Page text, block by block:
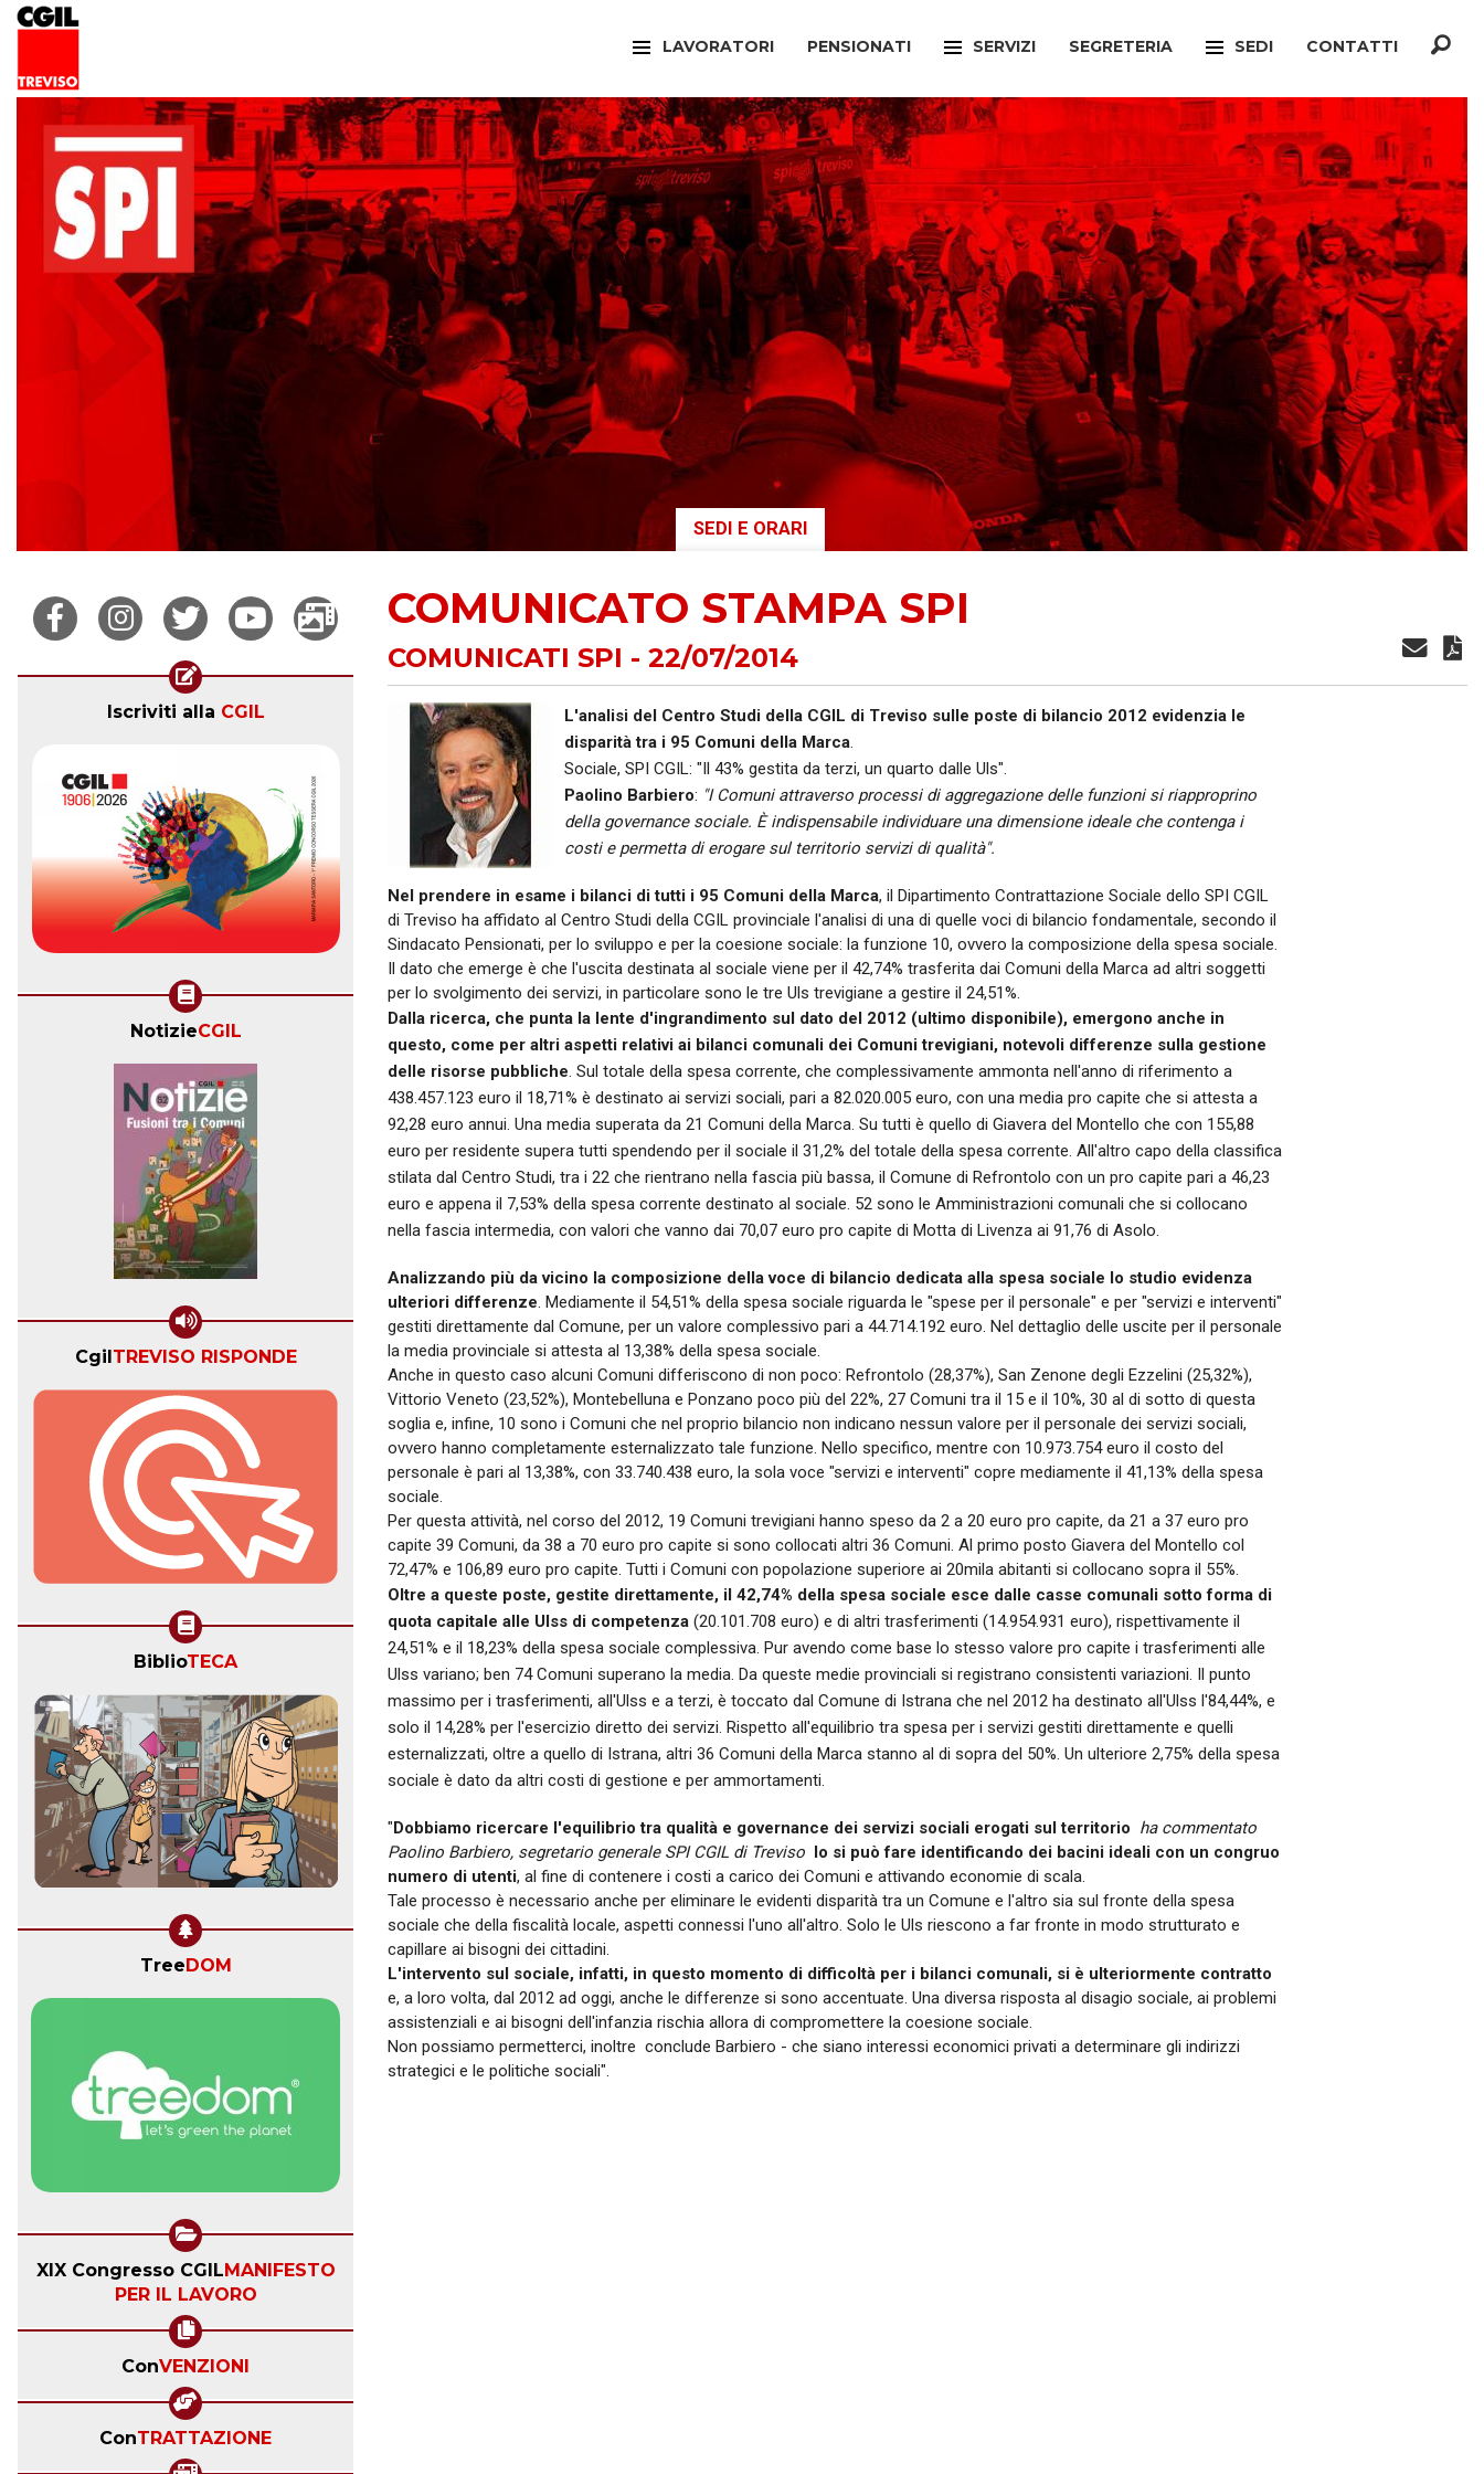
LAVORATORI
FILCAMS
FILCTEM
FILLEA
FILT
FISAC
FLAI
FLC
NIDIL
SILP
PENSIONATI SERVIZI
CAAF
PATRONATO INCA
SPORTELLO MIGRANTI
UFFICIO VERTENZE
ARTIGIANATO
SPORTELLO DIMISSIONI
SPORTELLO SOCIALE
SUNIA
FEDERCONSUMATORI
AUSER
SEGRETERIA SEDI
TREVISO
MOGLIANO VENETO
PAESE
RONCADE
VILLORBA
CASTELFRANCO VENETO
ONÈ DI FONTE
CONEGLIANO
PIEVE DI SOLIGO
BREDA DI PIAVE
CROCETTA DEL MONTELLO
VALDOBBIADENE
MOTTA DI LIVENZA
VITTORIO VENETO
GODEGA DI SANT'URBANO
CONTATTI
SEDI E ORARI
COMUNICATO STAMPA SPI
COMUNICATI SPI - 22/07/2014
L'analisi del Centro Studi della CGIL di Treviso sulle poste di bilancio 2012 evidenzia le
disparità tra i 95 Comuni della Marca.
Sociale, SPI CGIL: "Il 43% gestita da terzi, un quarto dalle Uls".
Paolino Barbiero: "I Comuni attraverso processi di aggregazione delle funzioni si riapproprino
della governance sociale. È indispensabile individuare una dimensione ideale che contenga i
costi e permetta di erogare sul territorio servizi di qualità".
Nel prendere in esame i bilanci di tutti i 95 Comuni della Marca, il Dipartimento Contrattazione Sociale dello SPI CGIL
di Treviso ha affidato al Centro Studi della CGIL provinciale l'analisi di una di quelle voci di bilancio fondamentale, secondo il
Sindacato Pensionati, per lo sviluppo e per la coesione sociale: la funzione 10, ovvero la composizione della spesa sociale.
Il dato che emerge è che l'uscita destinata al sociale viene per il 42,74% trasferita dai Comuni della Marca ad altri soggetti
per lo svolgimento dei servizi, in particolare sono le tre Uls trevigiane a gestire il 24,51%.
Dalla ricerca, che punta la lente d'ingrandimento sul dato del 2012 (ultimo disponibile), emergono anche in
questo, come per altri aspetti relativi ai bilanci comunali dei Comuni trevigiani, notevoli differenze sulla gestione
delle risorse pubbliche. Sul totale della spesa corrente, che complessivamente ammonta nell'anno di riferimento a
438.457.123 euro il 18,71% è destinato ai servizi sociali, pari a 82.020.005 euro, con una media pro capite che si attesta a
92,28 euro annui. Una media superata da 21 Comuni della Marca. Su tutti è quello di Giavera del Montello che con 155,88
euro per residente supera tutti spendendo per il sociale il 31,2% del totale della spesa corrente. All'altro capo della classifica
stilata dal Centro Studi, tra i 22 che rientrano nella fascia più bassa, il Comune di Refrontolo con un pro capite pari a 46,23
euro e appena il 7,53% della spesa corrente destinato al sociale. 52 sono le Amministrazioni comunali che si collocano
nella fascia intermedia, con valori che vanno dai 70,07 euro pro capite di Motta di Livenza ai 91,76 di Asolo.
Analizzando più da vicino la composizione della voce di bilancio dedicata alla spesa sociale lo studio evidenza
ulteriori differenze . Mediamente il 54,51% della spesa sociale riguarda le "spese per il personale" e per "servizi e interventi"
gestiti direttamente dal Comune, per un valore complessivo pari a 44.714.192 euro. Nel dettaglio delle uscite per il personale
la media provinciale si attesta al 13,38% della spesa sociale.
Anche in questo caso alcuni Comuni differiscono di non poco: Refrontolo (28,37%), San Zenone degli Ezzelini (25,32%),
Vittorio Veneto (23,52%), Montebelluna e Ponzano poco più del 22%, 27 Comuni tra il 15 e il 10%, 30 al di sotto di questa
soglia e, infine, 10 sono i Comuni che nel proprio bilancio non indicano nessun valore per il personale dei servizi sociali,
ovvero hanno completamente esternalizzato tale funzione. Nello specifico, mentre con 10.973.754 euro il costo del
personale è pari al 13,38%, con 33.740.438 euro, la sola voce "servizi e interventi" copre mediamente il 41,13% della spesa
sociale.
Per questa attività, nel corso del 2012, 19 Comuni trevigiani hanno speso da 2 a 20 euro pro capite, da 21 a 37 euro pro
capite 39 Comuni, da 38 a 70 euro pro capite si sono collocati altri 36 Comuni. Al primo posto Giavera del Montello col
72,47% e 106,89 euro pro capite. Tutti i Comuni con popolazione superiore ai 20mila abitanti si collocano sopra il 55%.
Oltre a queste poste, gestite direttamente, il 42,74% della spesa sociale esce dalle casse comunali sotto forma di
quota capitale alle Ulss di competenza (20.101.708 euro) e di altri trasferimenti (14.954.931 euro), rispettivamente il
24,51% e il 18,23% della spesa sociale complessiva. Pur avendo come base lo stesso valore pro capite i trasferimenti alle
Ulss variano; ben 74 Comuni superano la media. Da queste medie provinciali si registrano consistenti variazioni. Il punto
massimo per i trasferimenti, all'Ulss e a terzi, è toccato dal Comune di Istrana che nel 2012 ha destinato all'Ulss l'84,44%, e
solo il 14,28% per l'esercizio diretto dei servizi. Rispetto all'equilibrio tra spesa per i servizi gestiti direttamente e quelli
esternalizzati, oltre a quello di Istrana, altri 36 Comuni della Marca stanno al di sopra del 50%. Un ulteriore 2,75% della spesa
sociale è dato da altri costi di gestione e per ammortamenti.
"Dobbiamo ricercare l'equilibrio tra qualità e governance dei servizi sociali erogati sul territorio ha commentato
Paolino Barbiero, segretario generale SPI CGIL di Treviso lo si può fare identificando dei bacini ideali con un congruo
numero di utenti, al fine di contenere i costi a carico dei Comuni e attivando economie di scala.
Tale processo è necessario anche per eliminare le evidenti disparità tra un Comune e l'altro sia sul fronte della spesa
sociale che della fiscalità locale, aspetti connessi l'uno all'altro. Solo le Uls riescono a far fronte in modo strutturato e
capillare ai bisogni dei cittadini.
L'intervento sul sociale, infatti, in questo momento di difficoltà per i bilanci comunali, si è ulteriormente contratto
e, a loro volta, dal 2012 ad oggi, anche le differenze si sono accentuate. Una diversa risposta al disagio sociale, ai problemi
assistenziali e ai bisogni dell'infanzia rischia allora di compromettere la coesione sociale.
Non possiamo permetterci, inoltre  conclude Barbiero - che siano interessi economici privati a determinare gli indirizzi
strategici e le politiche sociali".
Iscriviti alla CGIL
NotizieCGIL
CgilTREVISO RISPONDE
BiblioTECA
TreeDOM
XIX Congresso CGILMANIFESTO
PER IL LAVORO
ConVENZIONI
ConTRATTAZIONE